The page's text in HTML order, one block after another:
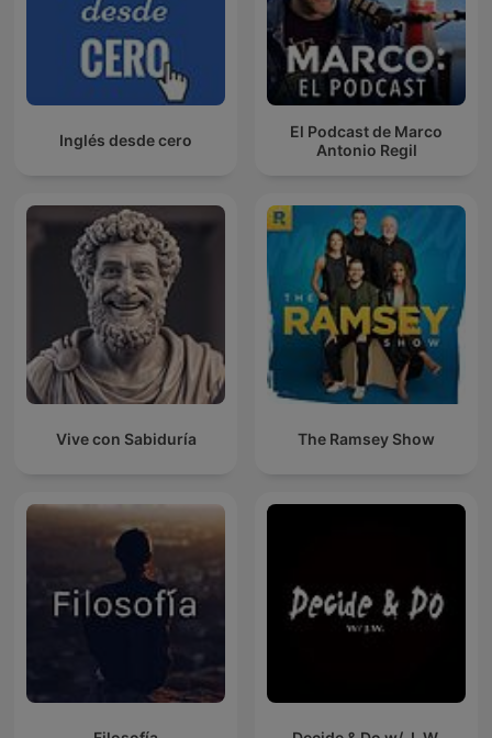
Inglés desde cero
El Podcast de Marco
Antonio Regil
Vive con Sabiduría The Ramsey Show